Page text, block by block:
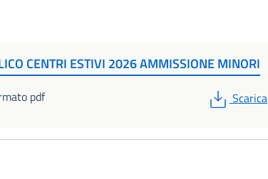
CENTRI ESTIVI 2026 AMMISSIONE MINORI
pdf PDF
Scarica